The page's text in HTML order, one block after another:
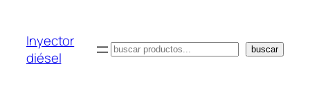
Inyector
diésel
搜
buscar